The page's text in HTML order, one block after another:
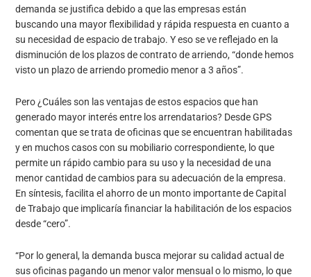
demanda se justifica debido a que las empresas están
buscando una mayor flexibilidad y rápida respuesta en cuanto a
su necesidad de espacio de trabajo. Y eso se ve reflejado en la
disminución de los plazos de contrato de arriendo, “donde hemos
visto un plazo de arriendo promedio menor a 3 años”.
Pero ¿Cuáles son las ventajas de estos espacios que han
generado mayor interés entre los arrendatarios? Desde GPS
comentan que se trata de oficinas que se encuentran habilitadas
y en muchos casos con su mobiliario correspondiente, lo que
permite un rápido cambio para su uso y la necesidad de una
menor cantidad de cambios para su adecuación de la empresa.
En síntesis, facilita el ahorro de un monto importante de Capital
de Trabajo que implicaría financiar la habilitación de los espacios
desde “cero”.
“Por lo general, la demanda busca mejorar su calidad actual de
sus oficinas pagando un menor valor mensual o lo mismo, lo que